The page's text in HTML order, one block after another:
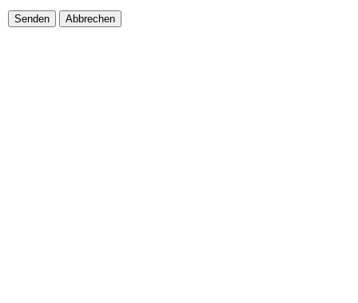
Senden Abbrechen